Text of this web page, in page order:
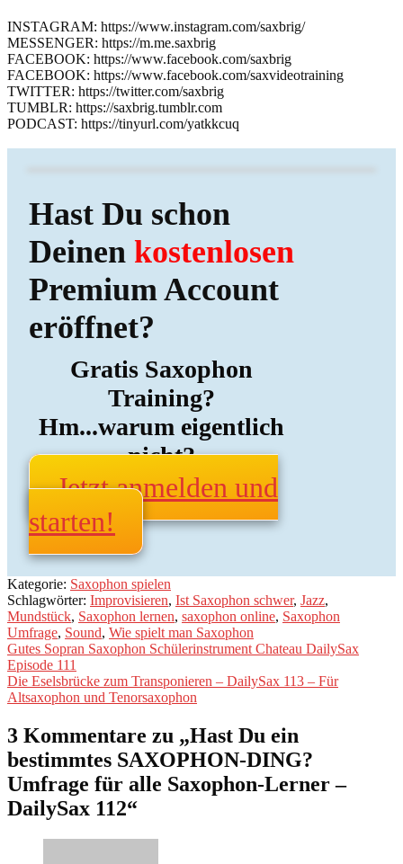
INSTAGRAM: https://www.instagram.com/saxbrig/
MESSENGER: https://m.me.saxbrig
FACEBOOK: https://www.facebook.com/saxbrig
FACEBOOK: https://www.facebook.com/saxvideotraining
TWITTER: https://twitter.com/saxbrig
TUMBLR: https://saxbrig.tumblr.com
PODCAST: https://tinyurl.com/yatkkcuq
Hast Du schon
Deinen kostenlosen
Premium Account
eröffnet?
Gratis Saxophon
Training?
Hm...warum eigentlich
nicht?
Jetzt anmelden und
starten!
Kategorie: Saxophon spielen
Schlagwörter: Improvisieren, Ist Saxophon schwer, Jazz,
Mundstück, Saxophon lernen, saxophon online, Saxophon
Umfrage, Sound, Wie spielt man Saxophon
Beitragsnavigation
Vorheriger
Beitrag:
Gutes Sopran Saxophon Schülerinstrument Chateau DailySax
Episode 111
Nächster
Beitrag:
Die Eselsbrücke zum Transponieren – DailySax 113 – Für
Altsaxophon und Tenorsaxophon
3 Kommentare zu „Hast Du ein
bestimmtes SAXOPHON-DING?
Umfrage für alle Saxophon-Lerner –
DailySax 112“